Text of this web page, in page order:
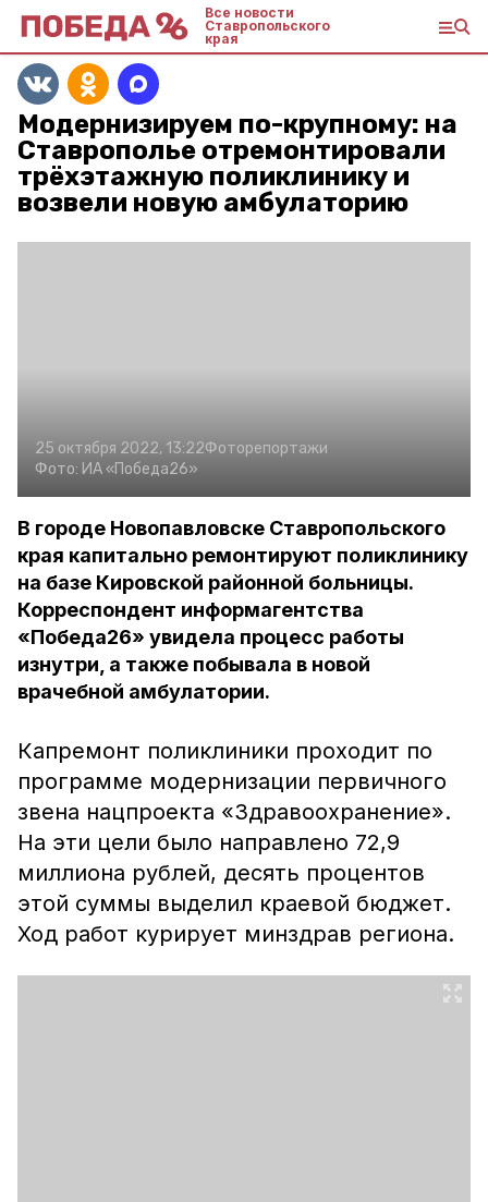
Все новости
Ставропольского
края
Модернизируем по-крупному: на
Ставрополье отремонтировали
трёхэтажную поликлинику и
возвели новую амбулаторию
25 октября 2022, 13:22Фоторепортажи
Фото: ИА «Победа26»
В городе Новопавловске Ставропольского
края капитально ремонтируют поликлинику
на базе Кировской районной больницы.
Корреспондент информагентства
«Победа26» увидела процесс работы
изнутри, а также побывала в новой
врачебной амбулатории.
Капремонт поликлиники проходит по
программе модернизации первичного
звена нацпроекта «Здравоохранение».
На эти цели было направлено 72,9
миллиона рублей, десять процентов
этой суммы выделил краевой бюджет.
Ход работ курирует минздрав региона.